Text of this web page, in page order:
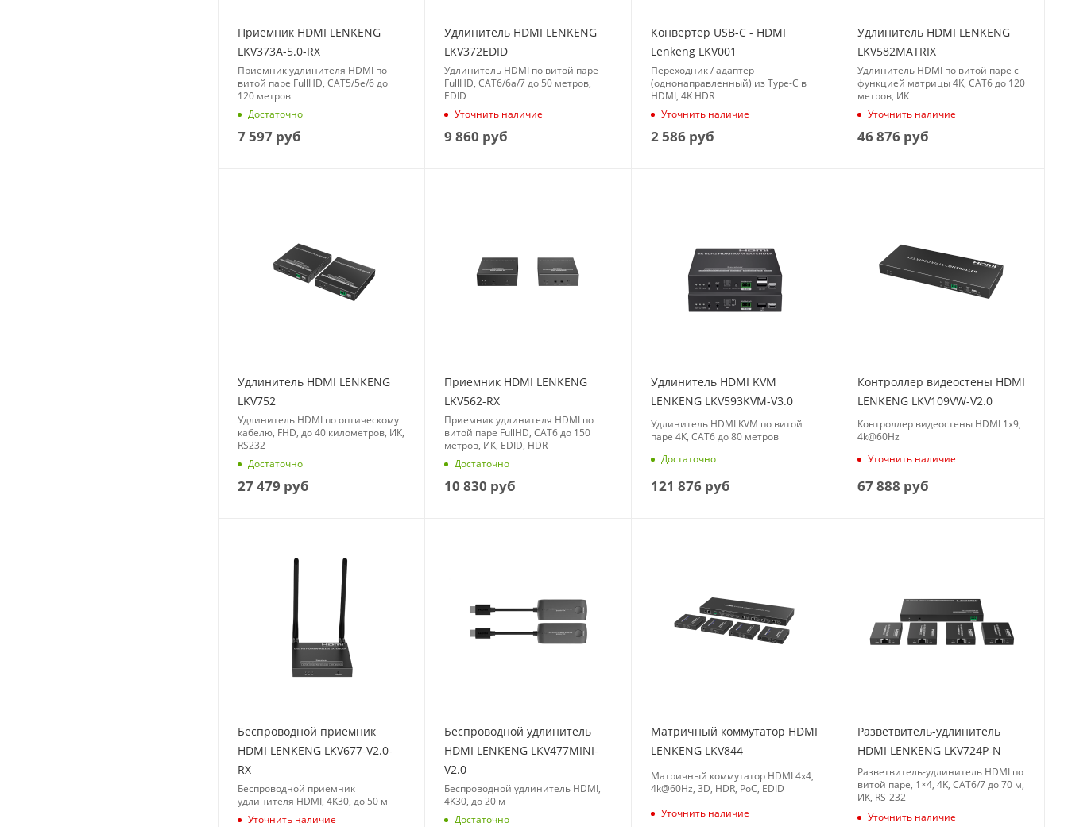
Приемник HDMI LENKENG
LKV373A-5.0-RX
Приемник удлинителя HDMI по
витой паре FullHD, CAT5/5e/6 до
120 метров
Достаточно
7 597 руб
Удлинитель HDMI LENKENG
LKV372EDID
Удлинитель HDMI по витой паре
FullHD, CAT6/6a/7 до 50 метров,
EDID
Уточнить наличие
9 860 руб
Конвертер USB-C - HDMI
Lenkeng LKV001
Переходник / адаптер
(однонаправленный) из Type-C в
HDMI, 4K HDR
Уточнить наличие
2 586 руб
Удлинитель HDMI LENKENG
LKV582MATRIX
Удлинитель HDMI по витой паре с
функцией матрицы 4K, CAT6 до 120
метров, ИК
Уточнить наличие
46 876 руб
Удлинитель HDMI LENKENG
LKV752
Удлинитель HDMI по оптическому
кабелю, FHD, до 40 километров, ИК,
RS232
Достаточно
27 479 руб
Приемник HDMI LENKENG
LKV562-RX
Приемник удлинителя HDMI по
витой паре FullHD, CAT6 до 150
метров, ИК, EDID, HDR
Достаточно
10 830 руб
Удлинитель HDMI KVM
LENKENG LKV593KVM-V3.0
Удлинитель HDMI KVM по витой
паре 4K, CAT6 до 80 метров
Достаточно
121 876 руб
Контроллер видеостены HDMI
LENKENG LKV109VW-V2.0
Контроллер видеостены HDMI 1x9,
4k@60Hz
Уточнить наличие
67 888 руб
Беспроводной приемник
HDMI LENKENG LKV677-V2.0-
RX
Беспроводной приемник
удлинителя HDMI, 4K30, до 50 м
Уточнить наличие
Беспроводной удлинитель
HDMI LENKENG LKV477MINI-
V2.0
Беспроводной удлинитель HDMI,
4K30, до 20 м
Достаточно
Матричный коммутатор HDMI
LENKENG LKV844
Матричный коммутатор HDMI 4x4,
4k@60Hz, 3D, HDR, PoC, EDID
Уточнить наличие
Разветвитель-удлинитель
HDMI LENKENG LKV724P-N
Разветвитель-удлинитель HDMI по
витой паре, 1×4, 4K, CAT6/7 до 70 м,
ИК, RS-232
Уточнить наличие